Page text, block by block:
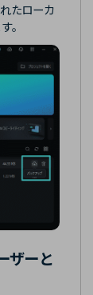
たローカ
。
ザーと